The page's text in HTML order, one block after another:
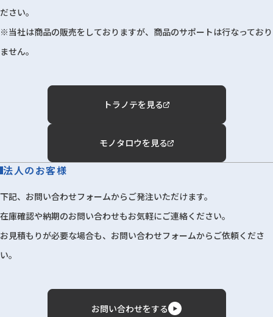
ださい。
※当社は商品の販売をしておりますが、商品のサポートは行なっており
ません。
トラノテを見る
モノタロウを見る
法人のお客様
下記、お問い合わせフォームからご発注いただけます。
在庫確認や納期のお問い合わせもお気軽にご連絡ください。
お見積もりが必要な場合も、お問い合わせフォームからご依頼くださ
い。
お問い合わせをする